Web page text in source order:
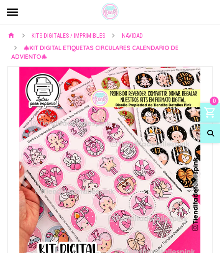
0
KITS DIGITALES / IMPRIMIBLES NAVIDAD
🎄KIT DIGITAL ETIQUETAS CIRCULARES CALENDARIO DE
ADVIENTO🎄
Previous Next